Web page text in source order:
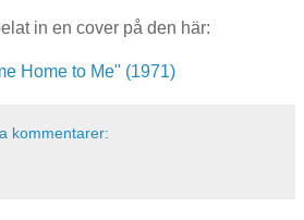
in en cover på den här:
Home to Me" (1971)
kommentarer: